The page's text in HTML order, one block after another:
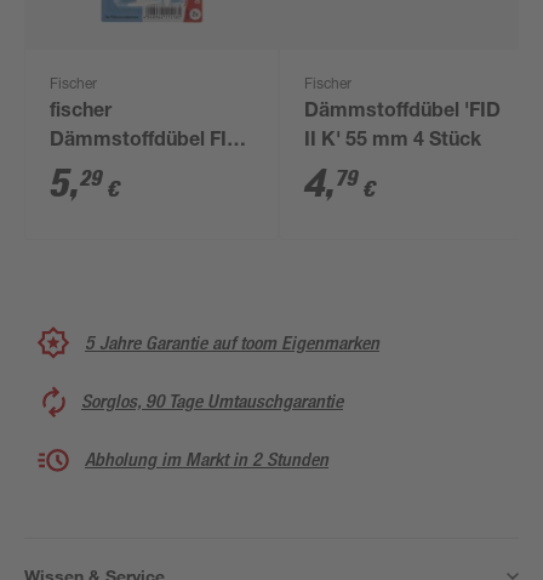
Fischer
fischer
Dämmstoffdübel FID
90 K 2 Stück
5,29 €
Fischer
Dämmstoffdübel 'FID
II K' 55 mm 4 Stück
4,79 €
5 Jahre Garantie auf toom Eigenmarken
Sorglos, 90 Tage Umtauschgarantie
Abholung im Markt in 2 Stunden
Wissen & Service